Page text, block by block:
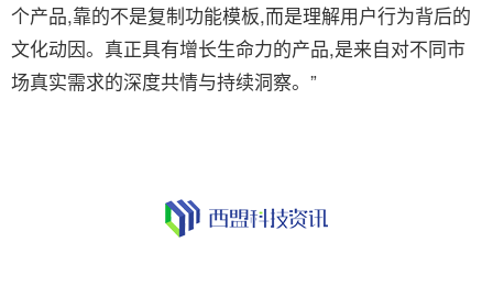
个产品,靠的不是复制功能模板,而是理解用户行为背后的
文化动因。真正具有增长生命力的产品,是来自对不同市
场真实需求的深度共情与持续洞察。”